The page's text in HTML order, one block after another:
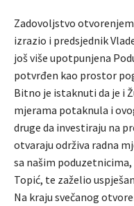
Zadovoljstvo
izrazio i predsjednik
još više upotpunjena
potvrđen kao prostor
Bitno je istaknuti da je i
mjerama potaknula i
druge da investiraju na
otvaraju održiva radna
sa našim
Topić, te zaželio
Na kraju svečanog